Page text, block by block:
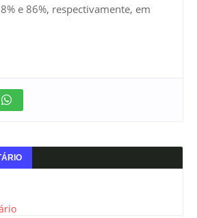
e 86%, respectivamente, em